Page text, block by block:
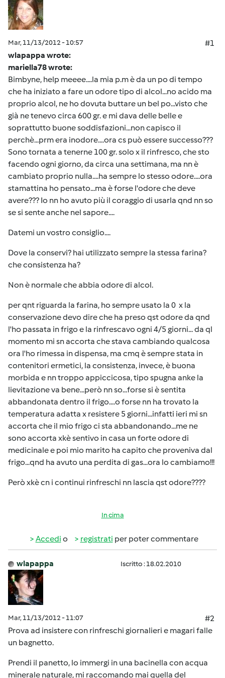
Mar, 11/13/2012 - 10:57
#1
wlapappa wrote:
mariella78 wrote:
Bimbyne, help meeee....la mia p.m è da un po di tempo
che ha iniziato a fare un odore tipo di alcol...no acido ma
proprio alcol, ne ho dovuta buttare un bel po...visto che
già ne tenevo circa 600 gr. e mi dava delle belle e
soprattutto buone soddisfazioni...non capisco il
perchè...prm era inodore....ora cs può essere successo???
Sono tornata a tenerne 100 gr. solo x il rinfresco, che sto
facendo ogni giorno, da circa una settimana, ma nn è
cambiato proprio nulla....ha sempre lo stesso odore....ora
stamattina ho pensato...ma è forse l'odore che deve
avere??? Io nn ho avuto più il coraggio di usarla qnd nn so
se si sente anche nel sapore....
Datemi un vostro consiglio....
Dove la conservi? hai utilizzato sempre la stessa farina?
che consistenza ha?
Non è normale che abbia odore di alcol.
per qnt riguarda la farina, ho sempre usato la 0 x la
conservazione devo dire che ha preso qst odore da qnd
l'ho passata in frigo e la rinfrescavo ogni 4/5 giorni... da ql
momento mi sn accorta che stava cambiando qualcosa
ora l'ho rimessa in dispensa, ma cmq è sempre stata in
contenitori ermetici, la consistenza, invece, è buona
morbida e nn troppo appiccicosa, tipo spugna anke la
lievitazione va bene...però nn so...forse si è sentita
abbandonata dentro il frigo....o forse nn ha trovato la
temperatura adatta x resistere 5 giorni...infatti ieri mi sn
accorta che il mio frigo ci sta abbandonando...me ne
sono accorta xkè sentivo in casa un forte odore di
medicinale e poi mio marito ha capito che proveniva dal
frigo...qnd ha avuto una perdita di gas...ora lo cambiamo!!!
Però xkè cn i continui rinfreschi nn lascia qst odore????
In cima
Accedi o registrati per poter commentare
wlapappa Iscritto : 18.02.2010
Mar, 11/13/2012 - 11:07
#2
Prova ad insistere con rinfreschi giornalieri e magari falle
un bagnetto.
Prendi il panetto, lo immergi in una bacinella con acqua
minerale naturale, mi raccomando mai quella del